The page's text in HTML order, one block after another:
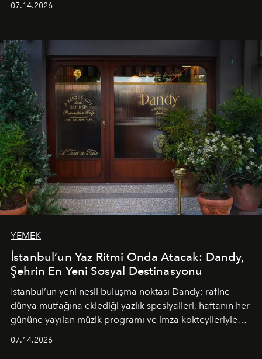
tematik gastronomi geceleri misafirlerle buluşuyor.
Paylaşıma, lezzete ve müziğe odaklanan bu özel
akşamlar, YAZ’ın sade lüks anlayışını gün batımından
geceye taşıyarak her hafta farklı bir deneyim sunuyor.
07.14.2026
YEMEK
İstanbul’un Yaz Ritmi Onda Atacak: Dandy,
Şehrin En Yeni Sosyal Destinasyonu
İstanbul’un yeni nesil buluşma noktası Dandy; rafine
dünya mutfağına eklediği yazlık spesiyalleri, haftanın her
gününe yayılan müzik programı ve imza kokteylleriyle
07.14.2026